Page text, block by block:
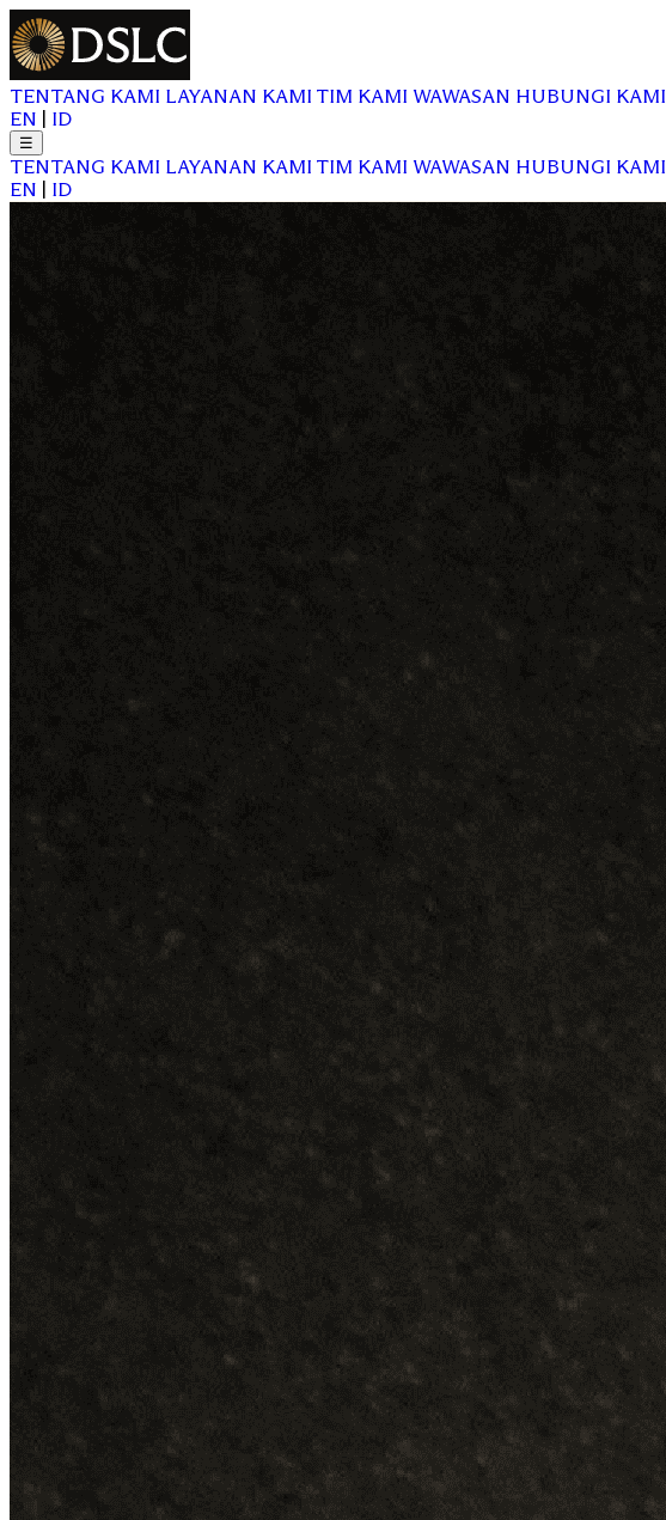
TENTANG KAMI LAYANAN KAMI TIM KAMI WAWASAN HUBUNGI KAMI
EN
ID
☰
TENTANG KAMI LAYANAN KAMI TIM KAMI WAWASAN HUBUNGI KAMI
EN
ID